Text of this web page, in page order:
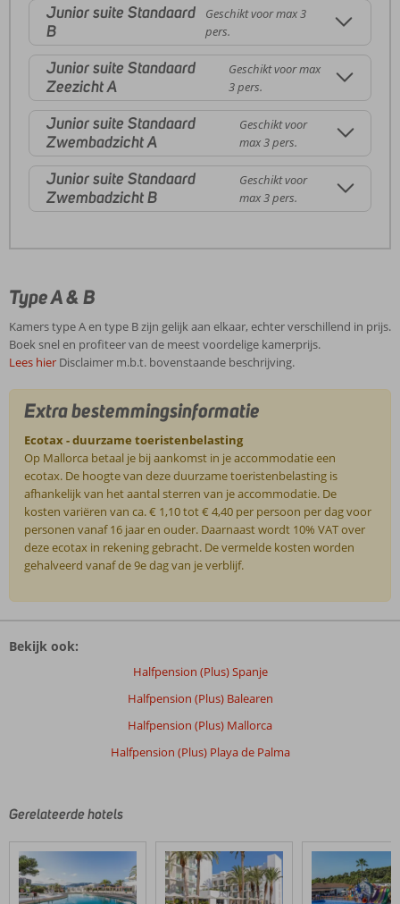
Junior suite Standaard
B
Geschikt voor max 3
pers.
Junior suite Standaard
Zeezicht A
Geschikt voor max
3 pers.
Junior suite Standaard
Zwembadzicht A
Geschikt voor
max 3 pers.
Junior suite Standaard
Zwembadzicht B
Geschikt voor
max 3 pers.
Type A & B
Kamers type A en type B zijn gelijk aan elkaar, echter verschillend in prijs.
Boek snel en profiteer van de meest voordelige kamerprijs.
Lees hier Disclaimer m.b.t. bovenstaande beschrijving.
Extra bestemmingsinformatie
Ecotax - duurzame toeristenbelasting
Op Mallorca betaal je bij aankomst in je accommodatie een
ecotax. De hoogte van deze duurzame toeristenbelasting is
afhankelijk van het aantal sterren van je accommodatie. De
kosten variëren van ca. € 1,10 tot € 4,40 per persoon per dag voor
personen vanaf 16 jaar en ouder. Daarnaast wordt 10% VAT over
deze ecotax in rekening gebracht. De vermelde kosten worden
gehalveerd vanaf de 9e dag van je verblijf.
zijn
Iberostar
Playa
de
Palma
Bekijk ook:
Halfpension (Plus) Spanje
Halfpension (Plus) Balearen
Halfpension (Plus) Mallorca
Halfpension (Plus) Playa de Palma
Gerelateerde hotels